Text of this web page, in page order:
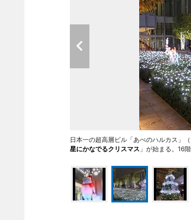
日本一の超高層ビル「あべのハルカス」
星にかなでるクリスマス 」が始まる。16